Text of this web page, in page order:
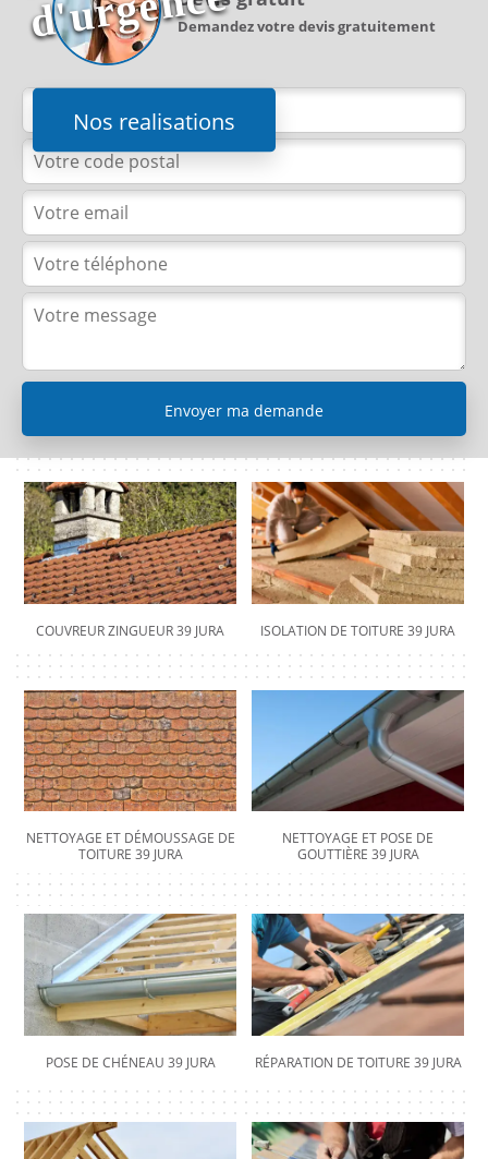
Nos realisations
Demandez votre devis gratuitement
COUVREUR ZINGUEUR 39 JURA ISOLATION DE TOITURE 39 JURA
NETTOYAGE ET DÉMOUSSAGE DE
TOITURE 39 JURA
NETTOYAGE ET POSE DE
GOUTTIÈRE 39 JURA
POSE DE CHÉNEAU 39 JURA RÉPARATION DE TOITURE 39 JURA